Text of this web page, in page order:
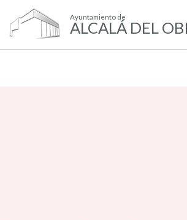
Ayuntamiento de
ALCALÁ DEL